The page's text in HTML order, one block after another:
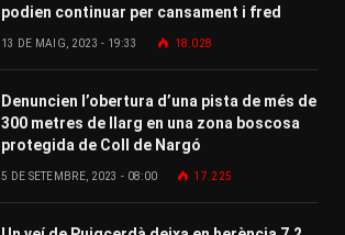
podien continuar per cansament i fred
13 DE MAIG, 2023 - 19:33 18.028
Denuncien l’obertura d’una pista de més de
300 metres de llarg en una zona boscosa
protegida de Coll de Nargó
5 DE SETEMBRE, 2023 - 08:00 17.225